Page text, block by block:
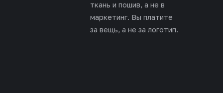
ткань и пошив, а не в
маркетинг. Вы платите
за вещь, а не за логотип.